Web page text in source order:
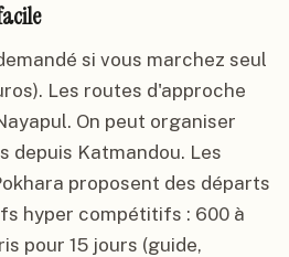
si vous marchez seul
Les routes d'approche
On peut organiser
depuis Katmandou. Les
proposent des départs
hyper compétitifs : 600 à
pour 15 jours (guide,